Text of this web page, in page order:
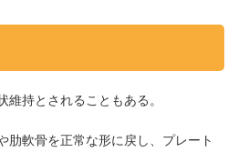
持とされることもある。
肋軟骨を正常な形に戻し、プレート